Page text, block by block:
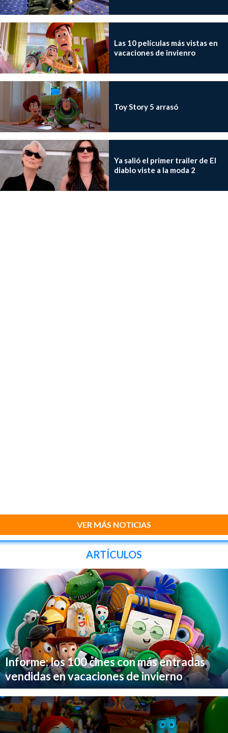
Las 10 películas más vistas en
vacaciones de invienro
Toy Story 5 arrasó
Ya salió el primer trailer de El
diablo viste a la moda 2
VER MÁS NOTICIAS
ARTÍCULOS
Informe: los 100 cines con más entradas
vendidas en vacaciones de invierno